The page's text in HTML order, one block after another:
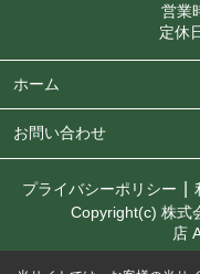
営業
定休
ホーム
お問い合わせ
プライバシーポリシー
Copyright(c) 株式
店